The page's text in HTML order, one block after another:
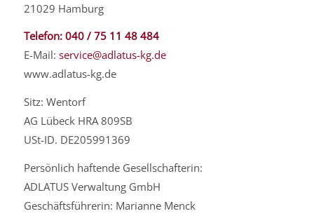
21029 Hamburg
Telefon: 040 / 75 11 48 484
E-Mail: service@adlatus-kg.de
www.adlatus-kg.de
Sitz: Wentorf
AG Lübeck HRA 809SB
USt-ID. DE205991369
Persönlich haftende Gesellschafterin:
ADLATUS Verwaltung GmbH
Geschäftsführerin: Marianne Menck